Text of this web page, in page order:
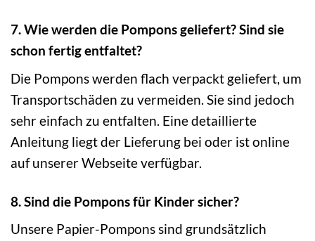
7. Wie werden die Pompons geliefert? Sind sie
schon fertig entfaltet?
Die Pompons werden flach verpackt geliefert, um
Transportschäden zu vermeiden. Sie sind jedoch
sehr einfach zu entfalten. Eine detaillierte
Anleitung liegt der Lieferung bei oder ist online
auf unserer Webseite verfügbar.
8. Sind die Pompons für Kinder sicher?
Unsere Papier-Pompons sind grundsätzlich